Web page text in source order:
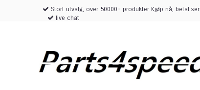
Stort utvalg, over 50000+ produkter Kjøp nå, betal
live chat